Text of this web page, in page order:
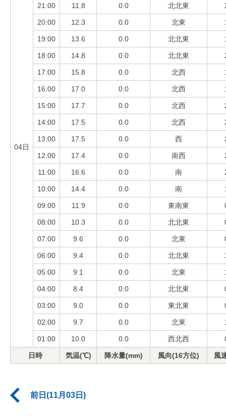
04日
21:00 11.8 0.0 北北東
20:00 12.3 0.0 北東
19:00 13.6 0.0 北北東
18:00 14.8 0.0 北北東
17:00 15.8 0.0 北西
16:00 17.0 0.0 北西
15:00 17.7 0.0 北西
14:00 17.5 0.0 北西
13:00 17.5 0.0 西
12:00 17.4 0.0 南西
11:00 16.6 0.0 南
10:00 14.4 0.0 南
09:00 11.9 0.0 東南東
08:00 10.3 0.0 北北東
07:00 9.6 0.0 北東
06:00 9.4 0.0 北北東
05:00 9.1 0.0 北東
04:00 8.4 0.0 北北東
03:00 9.0 0.0 東北東
02:00 9.7 0.0 北東
01:00 10.0 0.0 西北西
日時 気温(℃) 降水量(mm) 風向(16方位) 風
前日(11月03日)